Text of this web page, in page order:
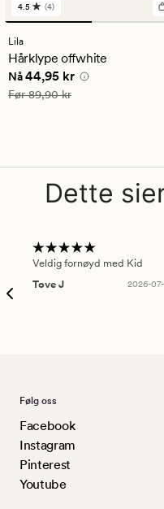
4
anmeldelser
med
en
gjennomsnittlig
vurdering
på
4.5
4.5 (4)
Lila
Hårklype offwhite
Nåværende pris
Nå44,95 kr
Vanlig pris 89,90 kr
Før89,90 kr
Dette
Veldig fornøyd med Kid
Tove J
2026-
Følg oss
Facebook
Instagram
Pinterest
Youtube